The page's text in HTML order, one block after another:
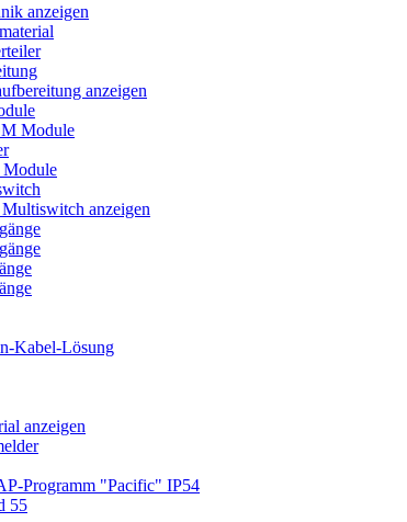
anzeigen
anzeigen
Module
anzeigen
Kabel-Lösung
anzeigen
Programm "Pacific" IP54
55